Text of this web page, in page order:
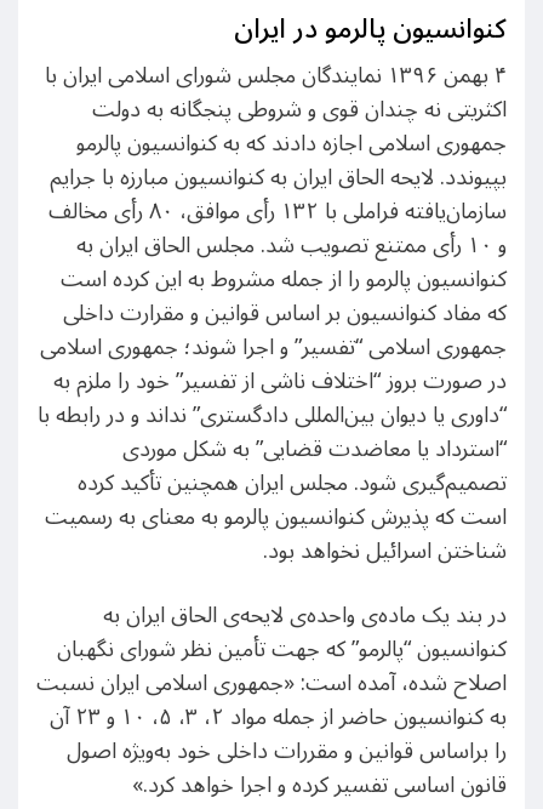
کنوانسیون پالرمو در ایران
۴ بهمن ۱۳۹۶ نمایندگان مجلس شورای اسلامی ایران با
اکثریتی نه چندان قوی و شروطی پنجگانه به دولت
جمهوری اسلامی اجازه دادند که به کنوانسیون پالرمو
بپیوندد. لایحه الحاق ایران به کنوانسیون مبارزه با جرایم
سازمان‌یافته فراملی با ۱۳۲ رأی موافق، ۸۰ رأی مخالف
و ۱۰ رأی ممتنع تصویب شد. مجلس الحاق ایران به
کنوانسیون پالرمو را از جمله مشروط به این کرده است
که مفاد کنوانسیون بر اساس قوانین و مقرارت داخلی
جمهوری اسلامی “تفسیر” و اجرا شوند؛ جمهوری اسلامی
در صورت بروز “اختلاف ناشی از تفسیر” خود را ملزم به
“داوری یا دیوان بین‌المللی دادگستری” نداند و در رابطه با
“استرداد یا معاضدت قضایی” به شکل موردی
تصمیم‌گیری شود. مجلس ایران همچنین تأکید کرده
است که پذیرش کنوانسیون پالرمو به معنای به رسمیت
شناختن اسرائیل نخواهد بود.
در بند یک ماده‌ی واحده‌ی لایحه‌ی الحاق ایران به
کنوانسیون “پالرمو” که جهت تأمین نظر شورای نگهبان
اصلاح شده، آمده است: «جمهوری اسلامی ایران نسبت
به کنوانسیون حاضر از جمله مواد ۲، ۳، ۵، ۱۰ و ۲۳ آن
را براساس قوانین و مقررات داخلی خود به‌ویژه اصول
قانون اساسی تفسیر کرده و اجرا خواهد کرد.»